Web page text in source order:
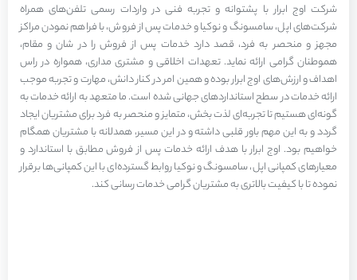
شرکت اوج ابرار با پشتوانه و تجربه فنی در واردات رسمی تلفن‌های همراه
شرکت‌های اپل، سامسونگ و نوکیا و خدمات پس از فروش، با فراهم نمودن مراکز
مجهز و منحصر به فرد، قصد دارد خدمات پس از فروش را در شان و مقام،
هموطنان گرامی ارائه نماید. تعهدات اخلاقی و مشتری مداری، همواره در راس
اهداف و ارزش‌های اوج ابرار بوده و همین امر در کنار دانش، مهارت و تجربه موجب
ارائه خدمات در سطح استاندارد‌های جهانی شده است. ما متعهد به ارائه خدمات به
گونه‌ای هستیم تا تجربه‌ای لذت بخش، متمایز و منحصر به فرد برای مشتریان ایجاد
گردد و به این مهم باور قلبی داشته و در این مسیر، همدلانه با مشتریان همگام
خواهیم بود. اوج ابرار با هدف ارائه خدمات پس از فروش مطابق با استاندارد و
معیارهای کمپانی اپل، سامسونگ و نوکیا روابط گسترده‌ای با این کمپانی‌ها برقرار
نموده تا با کیفیت بالاتری به مشتریان گرامی خدمات رسانی کند.